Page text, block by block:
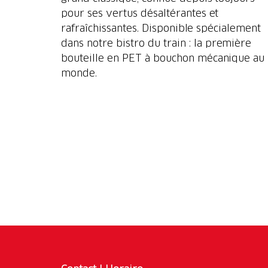
pour ses vertus désaltérantes et
rafraîchissantes. Disponible spécialement
dans notre bistro du train : la première
bouteille en PET à bouchon mécanique au
monde.